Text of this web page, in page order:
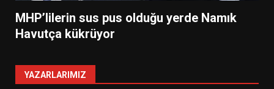
MHP’lilerin sus pus olduğu yerde Namık
Havutça kükrüyor
YAZARLARIMIZ